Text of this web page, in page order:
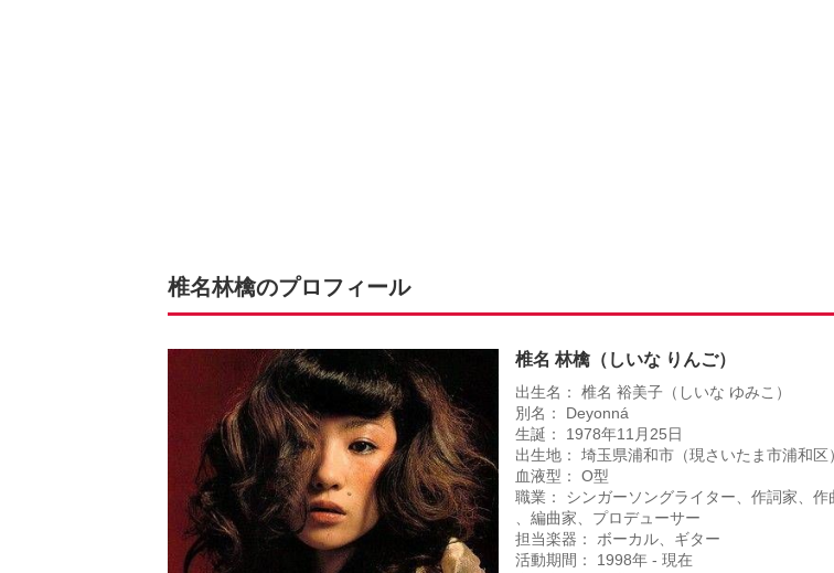
椎名林檎のプロフィール
椎名 林檎（しいな りんご）
出生名： 椎名 裕美子（しいな ゆみこ）
別名： Deyonná
生誕： 1978年11月25日
出生地： 埼玉県浦和市（現さいたま市浦和区）
血液型： O型
職業： シンガーソングライター、作詞家、作
、編曲家、プロデューサー
担当楽器： ボーカル、ギター
活動期間： 1998年 - 現在